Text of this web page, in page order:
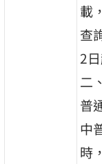
載
查
2
二
普
中
時